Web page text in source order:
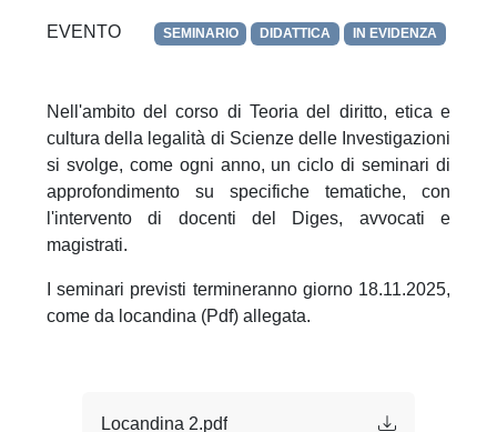
EVENTO SEMINARIO DIDATTICA IN EVIDENZA
Nell'ambito del corso di Teoria del diritto, etica e
cultura della legalità di Scienze delle Investigazioni
si svolge, come ogni anno, un ciclo di seminari di
approfondimento su specifiche tematiche, con
l'intervento di docenti del Diges, avvocati e
magistrati.
I seminari previsti termineranno giorno 18.11.2025,
come da locandina (Pdf) allegata.
Locandina 2.pdf